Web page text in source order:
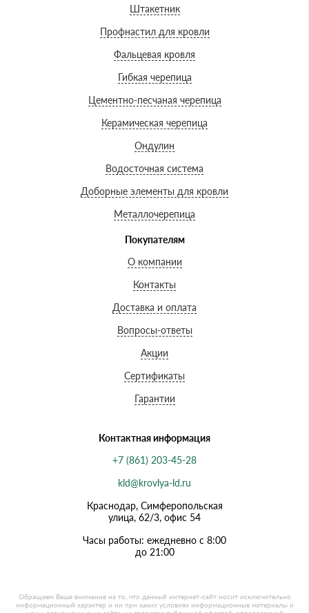
Штакетник
Профнастил для кровли
Фальцевая кровля
Гибкая черепица
Цементно-песчаная черепица
Керамическая черепица
Ондулин
Водосточная система
Доборные элементы для кровли
Металлочерепица
Покупателям
О компании
Контакты
Доставка и оплата
Вопросы-ответы
Акции
Сертификаты
Гарантии
Контактная информация
+7 (861) 203-45-28
kld@krovlya-ld.ru
Краснодар, Симферопольская
улица, 62/3, офис 54
Часы работы: ежедневно с 8:00
до 21:00